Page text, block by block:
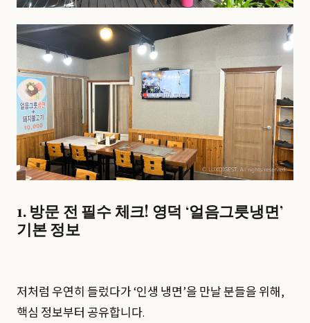
1. 방문 전 필수 체크! 영덕 ‘얼음그릇냉면’
기본 정보
저처럼 우연히 들렀다가 ‘인생 냉면’을 만날 분들을 위해,
핵심 정보부터 공유합니다.